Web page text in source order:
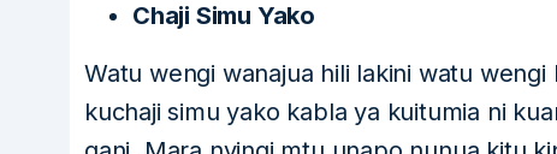
Chaji Simu Yako
Watu wengi wanajua hili lakini watu
kuchaji simu yako kabla ya kuitumia ni